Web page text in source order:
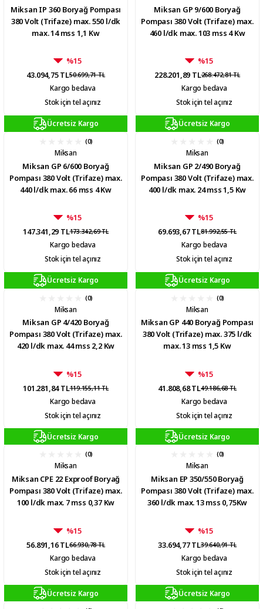
Miksan IP 360 Boryağ Pompası
380 Volt (Trifaze) max. 550 l/dk
max. 14 mss 1,1 Kw
%15
43.094,75 TL50.699,71 TL
Kargo bedava
Stok için tel açınız
Miksan GP 9/600 Boryağ
Pompası 380 Volt (Trifaze) max.
460 l/dk max. 103 mss 4 Kw
%15
228.201,89 TL268.472,81 TL
Kargo bedava
Stok için tel açınız
Ücretsiz Kargo
(0)
Miksan
Miksan GP 6/600 Boryağ
Pompası 380 Volt (Trifaze) max.
440 l/dk max. 66 mss 4 Kw
%15
147.341,29 TL173.342,69 TL
Kargo bedava
Stok için tel açınız
Ücretsiz Kargo
(0)
Miksan
Miksan GP 2/490 Boryağ
Pompası 380 Volt (Trifaze) max.
400 l/dk max. 24 mss 1,5 Kw
%15
69.693,67 TL81.992,55 TL
Kargo bedava
Stok için tel açınız
Ücretsiz Kargo
(0)
Miksan
Miksan GP 4/420 Boryağ
Pompası 380 Volt (Trifaze) max.
420 l/dk max. 44 mss 2,2 Kw
%15
101.281,84 TL119.155,11 TL
Kargo bedava
Stok için tel açınız
Ücretsiz Kargo
(0)
Miksan
Miksan GP 440 Boryağ Pompası
380 Volt (Trifaze) max. 375 l/dk
max. 13 mss 1,5 Kw
%15
41.808,68 TL49.186,68 TL
Kargo bedava
Stok için tel açınız
Ücretsiz Kargo
(0)
Miksan
Miksan CPE 22 Exproof Boryağ
Pompası 380 Volt (Trifaze) max.
100 l/dk max. 7 mss 0,37 Kw
%15
56.891,16 TL66.930,78 TL
Kargo bedava
Stok için tel açınız
Ücretsiz Kargo
(0)
Miksan
Miksan EP 350/550 Boryağ
Pompası 380 Volt (Trifaze) max.
360 l/dk max. 13 mss 0,75Kw
%15
33.694,77 TL39.640,91 TL
Kargo bedava
Stok için tel açınız
Ücretsiz Kargo Ücretsiz Kargo